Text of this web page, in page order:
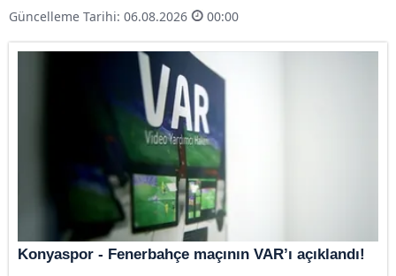
Güncelleme Tarihi: 06.08.2026 00:00
Konyaspor - Fenerbahçe maçının VAR’ı açıklandı!